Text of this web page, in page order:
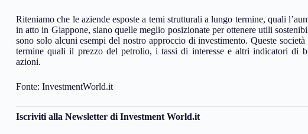
Riteniamo che le aziende esposte a temi strutturali a lungo termine, quali
in atto in Giappone, siano quelle meglio posizionate per ottenere utili
sono solo alcuni esempi del nostro approccio di investimento. Queste
termine quali il prezzo del petrolio, i tassi di interesse e altri indicatori di
azioni.
Fonte: InvestmentWorld.it
Iscriviti alla Newsletter di Investment World.it